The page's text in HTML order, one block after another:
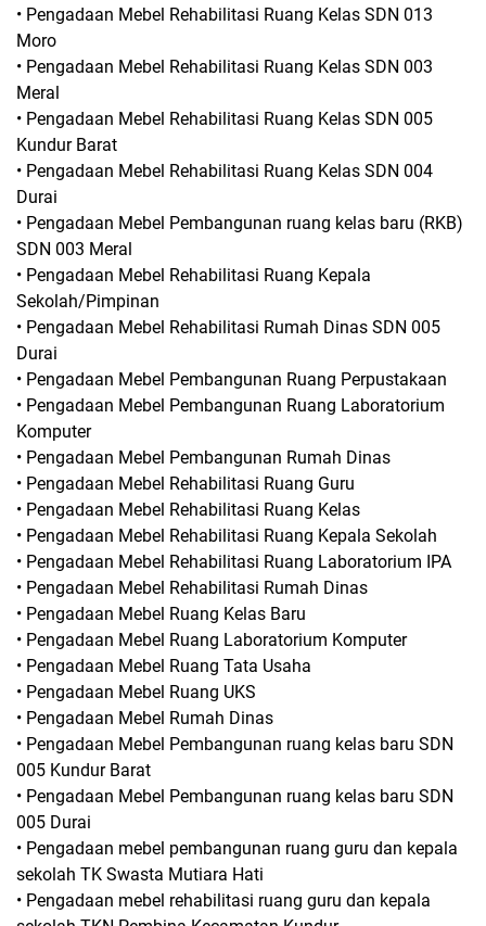
• Pengadaan Mebel Rehabilitasi Ruang Kelas SDN 013
Moro
• Pengadaan Mebel Rehabilitasi Ruang Kelas SDN 003
Meral
• Pengadaan Mebel Rehabilitasi Ruang Kelas SDN 005
Kundur Barat
• Pengadaan Mebel Rehabilitasi Ruang Kelas SDN 004
Durai
• Pengadaan Mebel Pembangunan ruang kelas baru (RKB)
SDN 003 Meral
• Pengadaan Mebel Rehabilitasi Ruang Kepala
Sekolah/Pimpinan
• Pengadaan Mebel Rehabilitasi Rumah Dinas SDN 005
Durai
• Pengadaan Mebel Pembangunan Ruang Perpustakaan
• Pengadaan Mebel Pembangunan Ruang Laboratorium
Komputer
• Pengadaan Mebel Pembangunan Rumah Dinas
• Pengadaan Mebel Rehabilitasi Ruang Guru
• Pengadaan Mebel Rehabilitasi Ruang Kelas
• Pengadaan Mebel Rehabilitasi Ruang Kepala Sekolah
• Pengadaan Mebel Rehabilitasi Ruang Laboratorium IPA
• Pengadaan Mebel Rehabilitasi Rumah Dinas
• Pengadaan Mebel Ruang Kelas Baru
• Pengadaan Mebel Ruang Laboratorium Komputer
• Pengadaan Mebel Ruang Tata Usaha
• Pengadaan Mebel Ruang UKS
• Pengadaan Mebel Rumah Dinas
• Pengadaan Mebel Pembangunan ruang kelas baru SDN
005 Kundur Barat
• Pengadaan Mebel Pembangunan ruang kelas baru SDN
005 Durai
• Pengadaan mebel pembangunan ruang guru dan kepala
sekolah TK Swasta Mutiara Hati
• Pengadaan mebel rehabilitasi ruang guru dan kepala